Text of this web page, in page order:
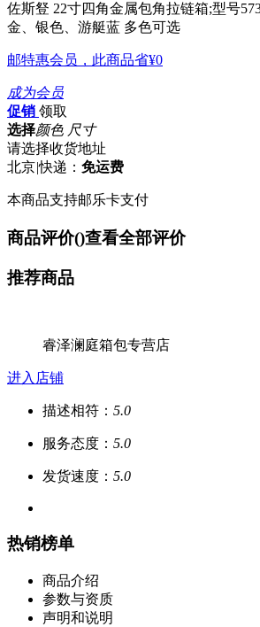
佐斯豋 22寸四角金属包角拉链箱;型号
金、银色、游艇蓝 多色可选
邮特惠会员，此商品省¥0
成为会员
促销 领取
选择颜色 尺寸
请选择收货地址
北京|快递： 免运费
本商品支持邮乐卡支付
商品评价()查看全部评价
推荐商品
睿泽澜庭箱包专营店
进入店铺
描述相符： 5.0
服务态度： 5.0
发货速度： 5.0
热销榜单
商品介绍
参数与资质
声明和说明